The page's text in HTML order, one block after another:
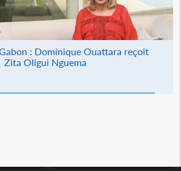
: Dominique Ouattara reçoit
Zita Oligui Nguema